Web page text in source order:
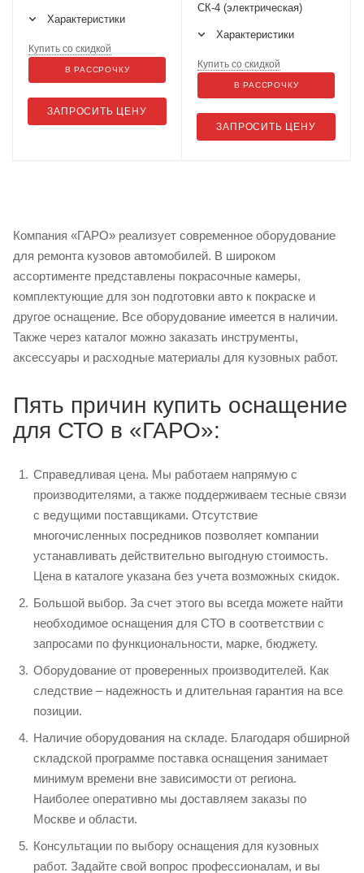
Характеристики
ЗАПРОСИТЬ ЦЕНУ
Купить со скидкой
В РАССРОЧКУ
СК-4 (электрическая)
Характеристики
ЗАПРОСИТЬ ЦЕНУ
Купить со скидкой
В РАССРОЧКУ
Компания «ГАРО» реализует современное оборудование
для ремонта кузовов автомобилей. В широком
ассортименте представлены покрасочные камеры,
комплектующие для зон подготовки авто к покраске и
другое оснащение. Все оборудование имеется в наличии.
Также через каталог можно заказать инструменты,
аксессуары и расходные материалы для кузовных работ.
Пять причин купить оснащение
для СТО в «ГАРО»:
Справедливая цена. Мы работаем напрямую с
производителями, а также поддерживаем тесные связи
с ведущими поставщиками. Отсутствие
многочисленных посредников позволяет компании
устанавливать действительно выгодную стоимость.
Цена в каталоге указана без учета возможных скидок.
Большой выбор. За счет этого вы всегда можете найти
необходимое оснащения для СТО в соответствии с
запросами по функциональности, марке, бюджету.
Оборудование от проверенных производителей. Как
следствие – надежность и длительная гарантия на все
позиции.
Наличие оборудования на складе. Благодаря обширной
складской программе поставка оснащения занимает
минимум времени вне зависимости от региона.
Наиболее оперативно мы доставляем заказы по
Москве и области.
Консультации по выбору оснащения для кузовных
работ. Задайте свой вопрос профессионалам, и вы